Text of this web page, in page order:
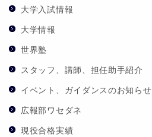
大学入試情報
大学情報
世界塾
スタッフ、講師、担任助手紹介
イベント、ガイダンスのお知らせ
広報部ワセダネ
現役合格実績